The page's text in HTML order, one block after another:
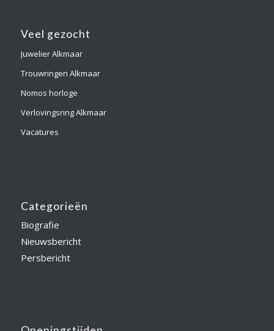
Veel gezocht
Juwelier Alkmaar
Trouwringen Alkmaar
Nomos horloge
Verlovingsring Alkmaar
Vacatures
Categorieën
Biografie
Nieuwsbericht
Persbericht